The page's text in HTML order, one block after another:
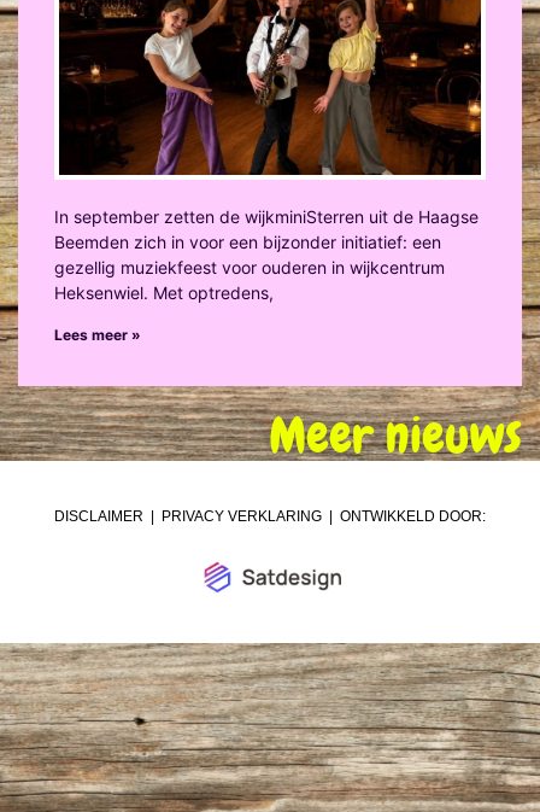
In september zetten de wijkminiSterren uit de Haagse
Beemden zich in voor een bijzonder initiatief: een
gezellig muziekfeest voor ouderen in wijkcentrum
Heksenwiel. Met optredens,
Lees meer »
Meer nieuws
DISCLAIMER PRIVACY VERKLARING | ONTWIKKELD DOOR: